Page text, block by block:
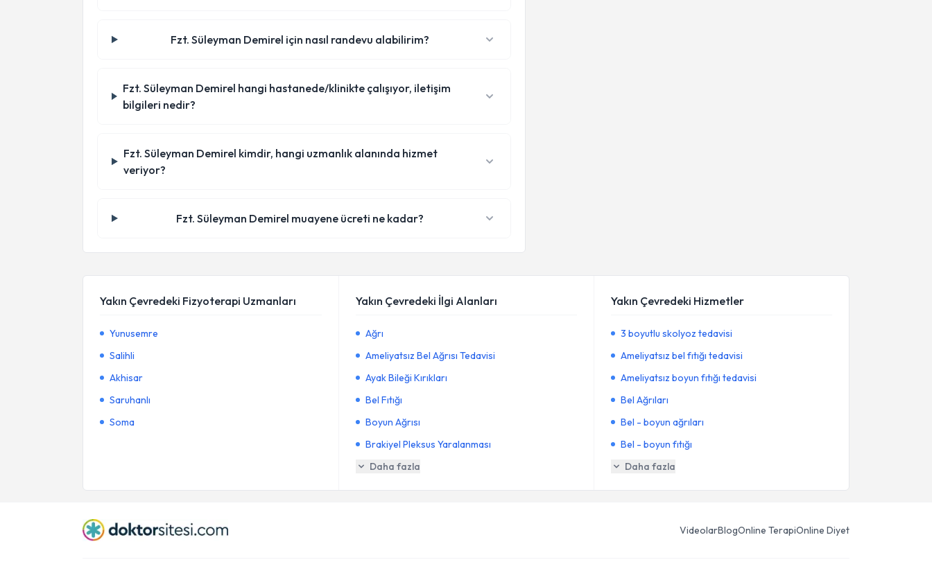
Fzt. Süleyman Demirel için nasıl randevu alabilirim?
Fzt. Süleyman Demirel hangi hastanede/klinikte çalışıyor, iletişim
bilgileri nedir?
Fzt. Süleyman Demirel kimdir, hangi uzmanlık alanında hizmet
veriyor?
Fzt. Süleyman Demirel muayene ücreti ne kadar?
Yakın Çevredeki Fizyoterapi Uzmanları
Yunusemre
Salihli
Akhisar
Saruhanlı
Soma
Yakın Çevredeki İlgi Alanları
Ağrı
Ameliyatsız Bel Ağrısı Tedavisi
Ayak Bileği Kırıkları
Bel Fıtığı
Boyun Ağrısı
Brakiyel Pleksus Yaralanması
Daha fazla
Yakın Çevredeki Hizmetler
3 boyutlu skolyoz tedavisi
Ameliyatsız bel fıtığı tedavisi
Ameliyatsız boyun fıtığı tedavisi
Bel Ağrıları
Bel - boyun ağrıları
Bel - boyun fıtığı
Daha fazla
VideolarBlogOnline TerapiOnline Diyet